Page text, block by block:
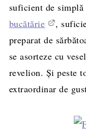
suficient de simplă
bucătărie
,
preparat de
se asorteze cu
revelion. Și peste
extraordinar de